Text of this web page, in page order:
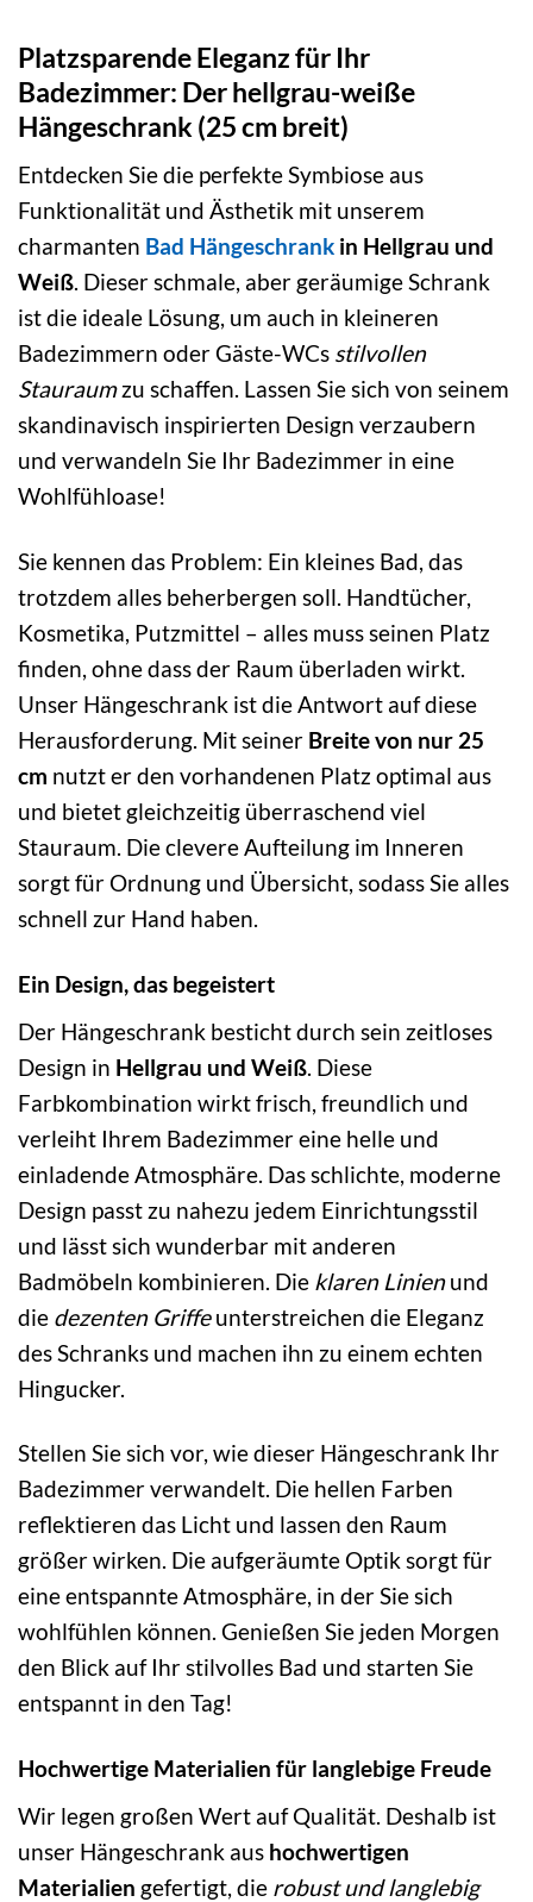
Platzsparende Eleganz für Ihr
Badezimmer: Der hellgrau-weiße
Hängeschrank (25 cm breit)
Entdecken Sie die perfekte Symbiose aus
Funktionalität und Ästhetik mit unserem
charmanten Bad Hängeschrank in Hellgrau und
Weiß. Dieser schmale, aber geräumige Schrank
ist die ideale Lösung, um auch in kleineren
Badezimmern oder Gäste-WCs stilvollen
Stauraumzu schaffen. Lassen Sie sich von seinem
skandinavisch inspirierten Design verzaubern
und verwandeln Sie Ihr Badezimmer in eine
Wohlfühloase!
Sie kennen das Problem: Ein kleines Bad, das
trotzdem alles beherbergen soll. Handtücher,
Kosmetika, Putzmittel – alles muss seinen Platz
finden, ohne dass der Raum überladen wirkt.
Unser Hängeschrank ist die Antwort auf diese
Herausforderung. Mit seiner Breite von nur 25
cm nutzt er den vorhandenen Platz optimal aus
und bietet gleichzeitig überraschend viel
Stauraum. Die clevere Aufteilung im Inneren
sorgt für Ordnung und Übersicht, sodass Sie alles
schnell zur Hand haben.
Ein Design, das begeistert
Der Hängeschrank besticht durch sein zeitloses
Design in Hellgrau und Weiß . Diese
Farbkombination wirkt frisch, freundlich und
verleiht Ihrem Badezimmer eine helle und
einladende Atmosphäre. Das schlichte, moderne
Design passt zu nahezu jedem Einrichtungsstil
und lässt sich wunderbar mit anderen
Badmöbeln kombinieren. Die klaren Linienund
die dezenten Griffeunterstreichen die Eleganz
des Schranks und machen ihn zu einem echten
Hingucker.
Stellen Sie sich vor, wie dieser Hängeschrank Ihr
Badezimmer verwandelt. Die hellen Farben
reflektieren das Licht und lassen den Raum
größer wirken. Die aufgeräumte Optik sorgt für
eine entspannte Atmosphäre, in der Sie sich
wohlfühlen können. Genießen Sie jeden Morgen
den Blick auf Ihr stilvolles Bad und starten Sie
entspannt in den Tag!
Hochwertige Materialien für langlebige Freude
Wir legen großen Wert auf Qualität. Deshalb ist
unser Hängeschrank aus hochwertigen
Materialien gefertigt, die robust und langlebig